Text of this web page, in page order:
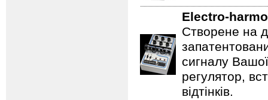
Electro-
Створене на
сигналу
регулятор,
відтінків.